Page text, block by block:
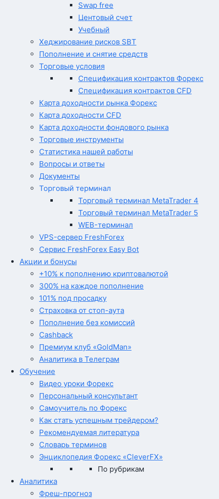
Swap free
Центовый счет
Учебный
Хеджирование рисков SBT
Пополнение и снятие средств
Торговые условия
Спецификация контрактов Форекс
Спецификация контрактов CFD
Карта доходности рынка Форекс
Карта доходности CFD
Карта доходности фондового рынка
Торговые инструменты
Статистика нашей работы
Вопросы и ответы
Документы
Торговый терминал
Торговый терминал MetaTrader 4
Торговый терминал MetaTrader 5
WEB-терминал
VPS-сервер FreshForex
Сервис FreshForex Easy Bot
Акции и бонусы
+10% к пополнению криптовалютой
300% на каждое пополнение
101% под просадку
Страховка от стоп-аута
Пополнение без комиссий
Cashback
Премиум клуб «GoldMan»
Аналитика в Телеграм
Обучение
Видео уроки Форекс
Персональный консультант
Самоучитель по Форекс
Как стать успешным трейдером?
Рекомендуемая литература
Словарь терминов
Энциклопедия Форекс «CleverFX»
По рубрикам
Аналитика
Фреш-прогноз